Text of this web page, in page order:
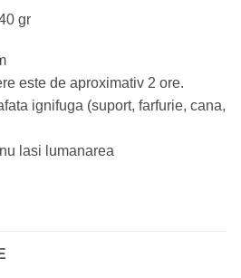
gr
este de aproximativ 2 ore.
ignifuga (suport, farfurie, cana,
lasi lumanarea